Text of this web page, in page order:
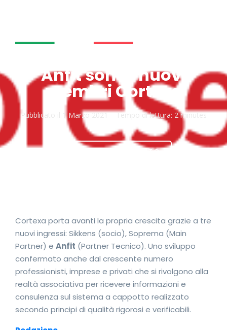
Anfit sono i nuovi
membri Cortexa
Pubblicato il 1 Marzo 2021 Tempo di lettura: 2 minutes
SCARICA DOCUMENTO
Cortexa porta avanti la propria crescita grazie a tre
nuovi ingressi: Sikkens (socio), Soprema (Main
Partner) e Anfit (Partner Tecnico). Uno sviluppo
confermato anche dal crescente numero
professionisti, imprese e privati che si rivolgono alla
realtà associativa per ricevere informazioni e
consulenza sul sistema a cappotto realizzato
secondo principi di qualità rigorosi e verificabili.